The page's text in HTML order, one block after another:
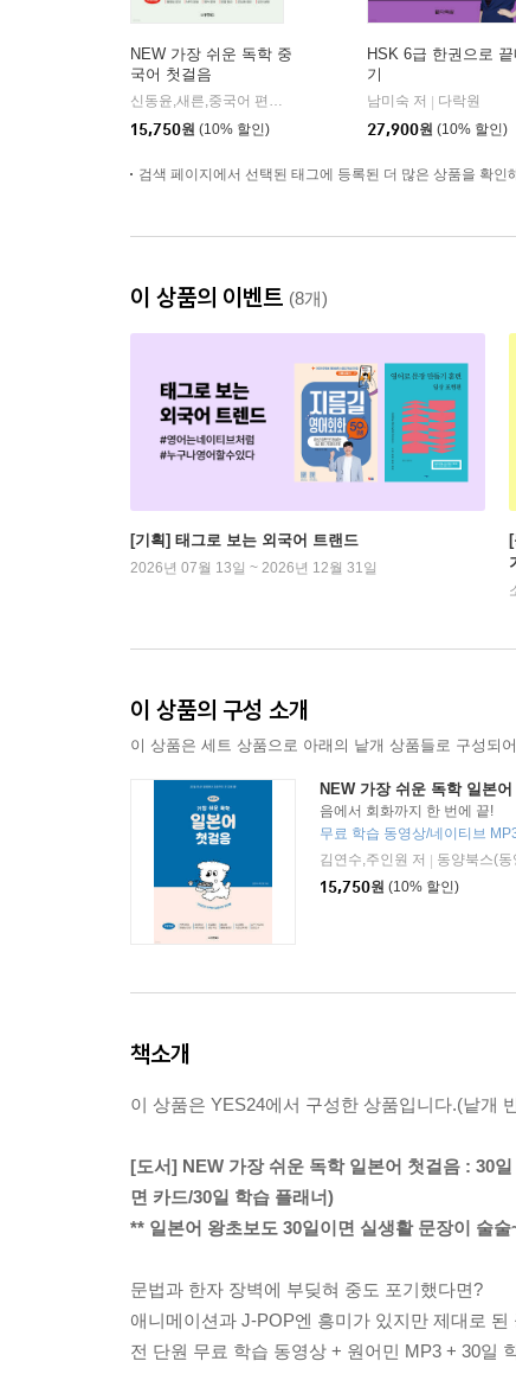
NEW 가장 쉬운 독학 중
국어 첫걸음
신동윤,새른,중국어 편집부 저
동양북스(동양books)
15,750원 (10% 할인)
HSK 6급 한권으로 끝
기
남미숙 저
다락원
27,900원 (10% 할인)
검색 페이지에서 선택된 태그에 등록된 더 많은 상품을 확인
이 상품의 이벤트 (8개)
[기획] 태그로 보는 외국어 트랜드
2026년 07월 13일 ~ 2026년 12월 31일
이 상품의 구성 소개
이 상품은 세트 상품으로 아래의 낱개 상품들로 구성되
NEW 가장 쉬운 독학 일본
음에서 회화까지 한 번에 끝!
김연수,주인원 저
동양북스(
15,750원 (10% 할인)
책소개
이 상품은 YES24에서 구성한 상품입니다.(낱개
[도서] NEW 가장 쉬운 독학 일본어 첫걸음 : 30
면 카드/30일 학습 플래너)
** 일본어 왕초보도 30일이면 실생활 문장이 술
문법과 한자 장벽에 부딪혀 중도 포기했다면?
애니메이션과 J-POP엔 흥미가 있지만 제대로
전 단원 무료 학습 동영상 + 원어민 MP3 + 30일